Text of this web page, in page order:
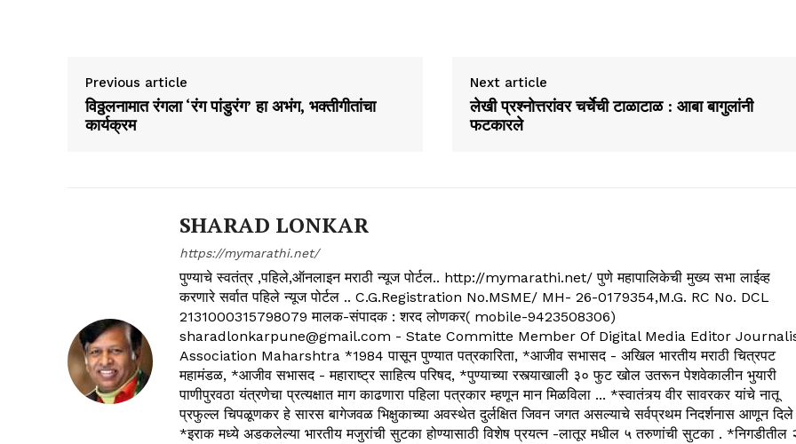
Previous article
विठ्ठलनामात रंगला ‘रंग पांडुरंग’ हा अभंग, भक्तीगीतांचा
कार्यक्रम
Next article
लेखी प्रश्नोत्तरांवर चर्चेची टाळाटाळ : आबा बागुलांनी
फटकारले
SHARAD LONKAR
https://mymarathi.net/
पुण्याचे स्वतंत्र ,पहिले,ऑनलाइन मराठी न्यूज पोर्टल.. http://mymarathi.net/ पुणे महापालिकेची मुख्य सभा लाईव्ह
करणारे सर्वात पहिले न्यूज पोर्टल .. C.G.Registration No.MSME/ MH- 26-0179354,M.G. RC No. DCL
2131000315798079 मालक-संपादक : शरद लोणकर( mobile-9423508306)
sharadlonkarpune@gmail.com - State Committe Member Of Digital Media Editor
Association Maharshtra *1984 पासून पुण्यात पत्रकारिता, *आजीव सभासद - अखिल भारतीय मराठी चित्रपट
महामंडळ, *आजीव सभासद - महाराष्ट्र साहित्य परिषद, *पुण्याच्या रस्त्याखाली ३० फुट खोल उतरून पेशवेकालीन भुयारी
पाणीपुरवठा यंत्रणेचा प्रत्यक्षात माग काढणारा पहिला पत्रकार म्हणून मान मिळविला ... *स्वातंत्र्य वीर सावरकर यांचे नातू
प्रफुल्ल चिपळूणकर हे सारस बागेजवळ भिक्षुकाच्या अवस्थेत दुर्लक्षित जिवन जगत असल्याचे सर्वप्रथम निदर्शनास आणून दिले
*इराक मध्ये अडकलेल्या भारतीय मजुरांची सुटका होण्यासाठी विशेष प्रयत्न -लातूर मधील ५ तरुणांची सुटका . *निगडीतील